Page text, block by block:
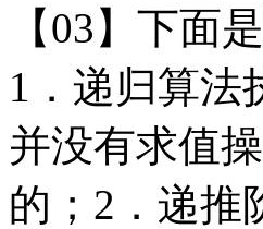
【03】下面是
1．递归算法
并没有求值
的；2．递推